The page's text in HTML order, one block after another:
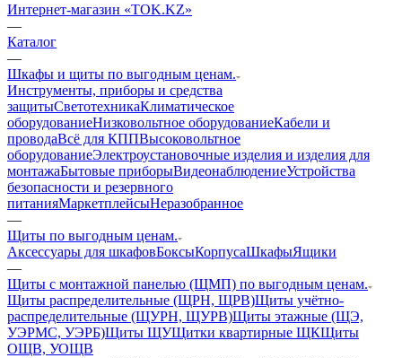
Интернет-магазин «TOK.KZ»
—
Каталог
—
Шкафы и щиты по выгодным ценам.
Инструменты, приборы и средства
защитыСветотехникаКлиматическое
оборудованиеНизковольтное оборудованиеКабели и
проводаВсё для КППВысоковольтное
оборудованиеЭлектроустановочные изделия и изделия для
монтажаБытовые приборыВидеонаблюдениеУстройства
безопасности и резервного
питанияМаркетплейсыНеразобранное
—
Щиты по выгодным ценам.
Аксессуары для шкафовБоксыКорпусаШкафыЯщики
—
Щиты с монтажной панелью (ЩМП) по выгодным ценам.
Щиты распределительные (ЩРН, ЩРВ)Щиты учётно-
распределительные (ЩУРН, ЩУРВ)Щиты этажные (ЩЭ,
УЭРМС, УЭРБ)Щиты ЩУЩитки квартирные ЩКЩиты
ОЩВ, УОЩВ